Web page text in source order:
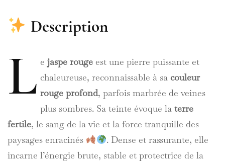
Description
L e jaspe rouge est une pierre puissante et
chaleureuse, reconnaissable à sa couleur
rouge profond, parfois marbrée de veines
plus sombres. Sa teinte évoque la terre
fertile, le sang de la vie et la force tranquille des
paysages enracinés
. Dense et rassurante, elle
incarne l’énergie brute, stable et protectrice de la